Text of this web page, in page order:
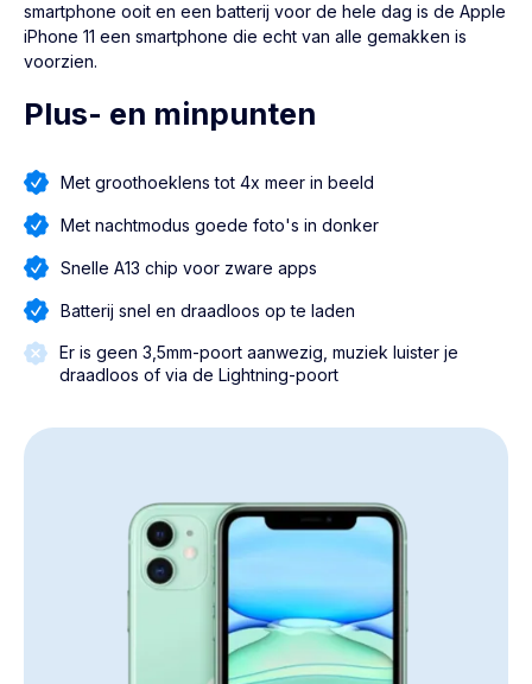
smartphone ooit en een batterij voor de hele dag is de Apple
iPhone 11 een smartphone die echt van alle gemakken is
voorzien.
Plus- en minpunten
Met groothoeklens tot 4x meer in beeld
Met nachtmodus goede foto's in donker
Snelle A13 chip voor zware apps
Batterij snel en draadloos op te laden
Er is geen 3,5mm-poort aanwezig, muziek luister je
draadloos of via de Lightning-poort